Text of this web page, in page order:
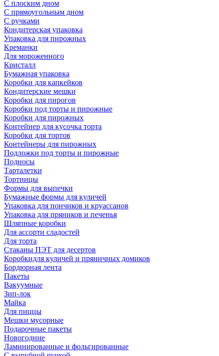
С плоским дном
С прямоугольным дном
С ручками
Кондитерская упаковка
Упаковка для пирожных
Креманки
Для мороженного
Кристалл
Бумажная упаковка
Коробки для капкейков
Кондитерские мешки
Коробки для пирогов
Коробки под торты и пирожные
Коробки для пирожных
Контейнер для кусочка торта
Коробки для тортов
Контейнеры для пирожных
Подложки под торты и пирожные
Подносы
Тарталетки
Тортницы
Формы для выпечки
Бумажные формы для куличей
Упаковка для пончиков и круассанов
Упаковка для пряников и печенья
Шляпные коробки
Для ассорти сладостей
Для торта
Стаканы ПЭТ для десертов
Коробкидля куличей и пряничных домиков
Бордюрная лента
Пакеты
Вакуумные
Зип-лок
Майка
Для пиццы
Мешки мусорные
Подарочные пакеты
Новогодние
Ламинированные и фольгированные